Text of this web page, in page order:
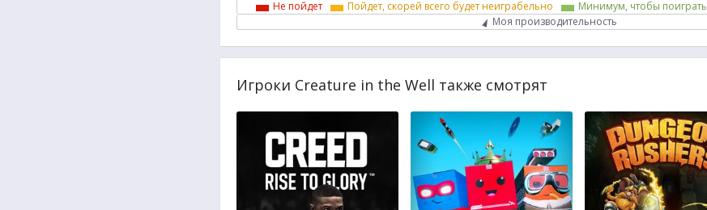
Не пойдет Пойдет, скорей всего будет неиграбельно Минимум, чтобы поиграть
Моя производительность
Игроки Creature in the Well также смотрят